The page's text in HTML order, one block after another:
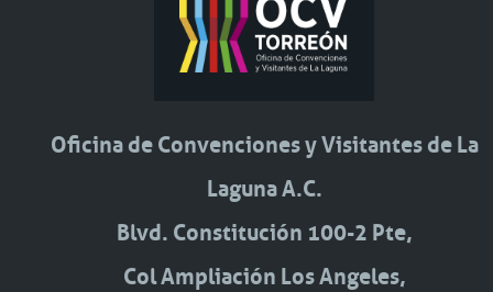
Oficina de Convenciones y Visitantes de La
Laguna A.C.
Blvd. Constitución 100-2 Pte,
Col Ampliación Los Angeles,